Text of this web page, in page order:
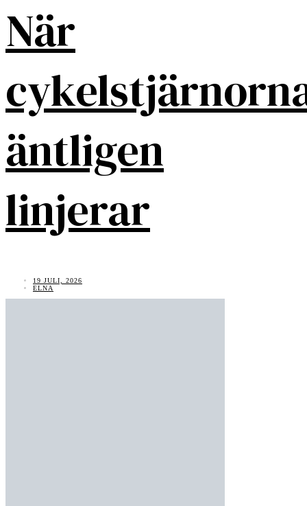
När
äntligen
linjerar
19 JULI, 2026
ELNA